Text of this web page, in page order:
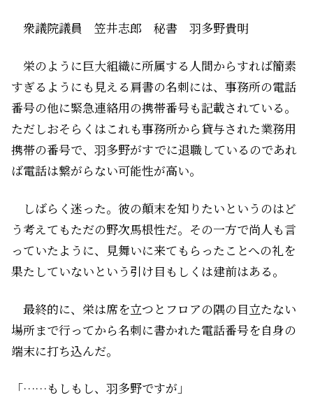
――衆議院議員 笠井志郎 秘書 羽多野貴明
栄のように巨大組織に所属する人間からすれば簡素
すぎるようにも見える肩書の名刺には、事務所の電話
番号の他に緊急連絡用の携帯番号も記載されている。
ただしおそらくはこれも事務所から貸与された業務用
携帯の番号で、羽多野がすでに退職しているのであれ
ば電話は繋がらない可能性が高い。
しばらく迷った。彼の顛末を知りたいというのはど
う考えてもただの野次馬根性だ。その一方で尚人も言
っていたように、見舞いに来てもらったことへの礼を
果たしていないという引け目もしくは建前はある。
最終的に、栄は席を立つとフロアの隅の目立たない
場所まで行ってから名刺に書かれた電話番号を自身の
端末に打ち込んだ。
「……もしもし、羽多野ですが」